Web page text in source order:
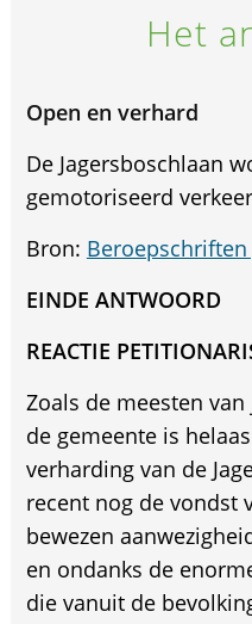
Het
Open en verhard
De Jagersboschlaan
gemotoriseerd
Bron:
EINDE ANTWOORD
REACTIE
Zoals de meesten
de gemeente is
verharding van de
recent nog de vondst
bewezen
en ondanks de
die vanuit de